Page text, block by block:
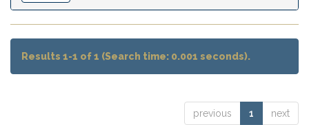
Results 1-1 of 1 (Search time: 0.001 seconds).
previous 1 next